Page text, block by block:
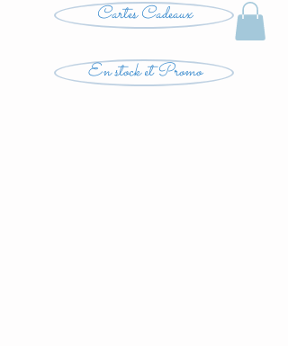
Cartes Cadeaux
En stock et Promo